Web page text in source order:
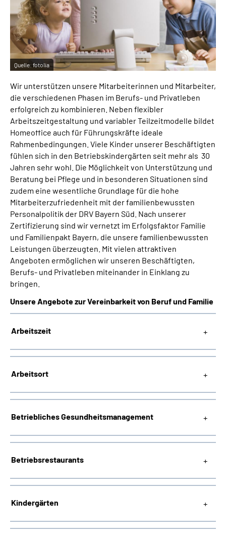
Suche
Mein Kundenportal
Quelle: fotolia
Wir unterstützen unsere Mitarbeiterinnen und Mitarbeiter,
die verschiedenen Phasen im Berufs- und Privatleben
erfolgreich zu kombinieren. Neben flexibler
Arbeitszeitgestaltung und variabler Teilzeitmodelle bildet
Homeoffice auch für Führungskräfte ideale
Rahmenbedingungen. Viele Kinder unserer Beschäftigten
fühlen sich in den Betriebskindergärten seit mehr als 30
Jahren sehr wohl. Die Möglichkeit von Unterstützung und
Beratung bei Pflege und in besonderen Situationen sind
zudem eine wesentliche Grundlage für die hohe
Mitarbeiterzufriedenheit mit der familienbewussten
Personalpolitik der DRV Bayern Süd. Nach unserer
Zertifizierung sind wir vernetzt im Erfolgsfaktor Familie
und Familienpakt Bayern, die unsere familienbewussten
Leistungen überzeugten. Mit vielen attraktiven
Angeboten ermöglichen wir unseren Beschäftigten,
Berufs- und Privatleben miteinander in Einklang zu
bringen.
Unsere Angebote zur Vereinbarkeit von Beruf und Familie
Arbeitszeit
Arbeitsort
Betriebliches Gesundheitsmanagement
Betriebsrestaurants
Kindergärten